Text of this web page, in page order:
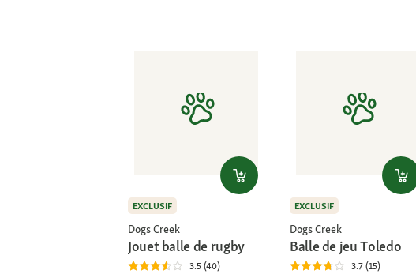
EXCLUSIF
Dogs Creek
Jouet balle de rugby
3.5 (40)
EXCLUSIF
Dogs Creek
Balle de jeu Toledo
3.7 (15)